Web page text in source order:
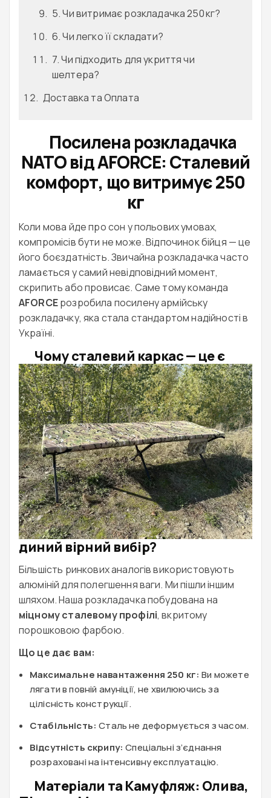
5. Чи витримає розкладачка 250 кг?
6. Чи легко її складати?
7. Чи підходить для укриття чи
шелтера?
Доставка та Оплата
Посилена розкладачка
NATO від AFORCE: Сталевий
комфорт, що витримує 250
кг
Коли мова йде про сон у польових умовах,
компромісів бути не може. Відпочинок бійця — це
його боєздатність. Звичайна розкладачка часто
ламається у самий невідповідний момент,
скрипить або провисає. Саме тому команда
AFORCEрозробила посилену армійську
розкладачку, яка стала стандартом надійності в
Україні.
Чому сталевий каркас — це є
диний вірний вибір?
Більшість ринкових аналогів використовують
алюміній для полегшення ваги. Ми пішли іншим
шляхом. Наша розкладачка побудована на
міцному сталевому профілі, вкритому
порошковою фарбою.
Що це дає вам:
Максимальне навантаження 250 кг: Ви можете
лягати в повній амуніції, не хвилюючись за
цілісність конструкції.
Стабільність: Сталь не деформується з часом.
Відсутність скрипу: Спеціальні з’єднання
розраховані на інтенсивну експлуатацію.
Матеріали та Камуфляж: Олива,